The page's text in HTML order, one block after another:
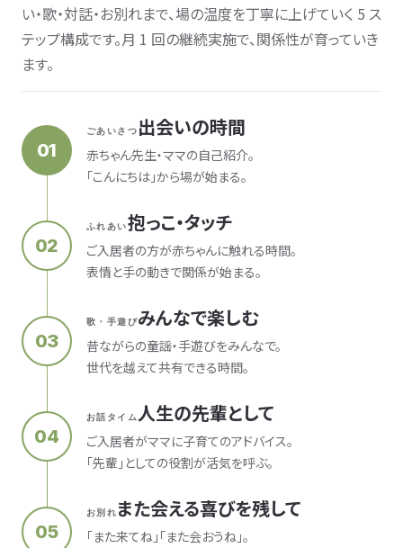
い・歌・対話・お別れまで、場の温度を丁寧に上げていく 5 ス
テップ構成です。月 1 回の継続実施で、関係性が育っていき
ます。
01
ごあいさつ 出会いの時間
赤ちゃん先生・ママの自己紹介。
「こんにちは」から場が始まる。
02
ふれあい抱っこ・タッチ
ご入居者の方が赤ちゃんに触れる時間。
表情と手の動きで関係が始まる。
03
歌・手遊びみんなで楽しむ
昔ながらの童謡・手遊びをみんなで。
世代を越えて共有できる時間。
04
お話タイム人生の先輩として
ご入居者がママに子育てのアドバイス。
「先輩」としての役割が活気を呼ぶ。
05
お別れ また会える喜びを残して
「また来てね」「また会おうね」。